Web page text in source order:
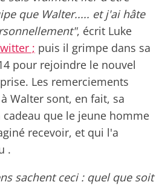
que Walter..... et j'ai hâte
, écrit Luke
; puis il grimpe dans sa
pour rejoindre le nouvel
Les remerciements
Walter sont, en fait, sa
que le jeune homme
recevoir, et qui l'a
.
sachent ceci : quel que soit